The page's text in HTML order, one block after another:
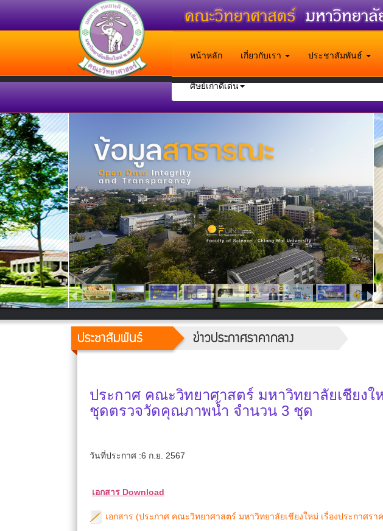
หน้าหลัก เกี่ยวกับเรา ประชาสัมพันธ์
ศิษย์เก่าดีเด่น
ประชาสัมพันธ์ ข่าวประกาศราคากลาง
ประกาศ คณะวิทยาศาสตร์ มหาวิทยาลัยเชียงใ
ชุดตรวจวัดคุณภาพน้ำ จำนวน 3 ชุด
วันที่ประกาศ :6 ก.ย. 2567
เอกสาร Download
เอกสาร (ประกาศ คณะวิทยาศาสตร์ มหาวิทยาลัยเชียงใหม่ เรื่องประกาศ